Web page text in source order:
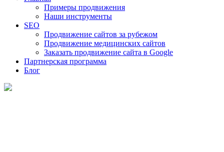
Примеры продвижения
Наши инструменты
SEO
Продвижение сайтов за рубежом
Продвижение медицинских сайтов
Заказать продвижение сайта в Google
Партнерская программа
Блог